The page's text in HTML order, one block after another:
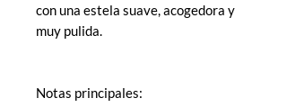
con una estela suave, acogedora y
muy pulida.
Notas principales: